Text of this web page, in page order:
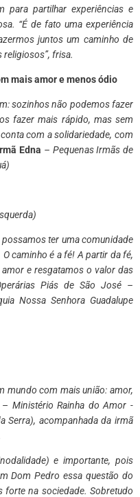
para partilhar experiências e
“É de fato uma experiência
juntos um caminho de
religiosos”, frisa.
mais amor e menos ódio
sozinhos não podemos fazer
fazer mais rápido, mas sem
com a solidariedade, com
Edna – Pequenas Irmãs de
possamos ter uma comunidade
caminho é a fé! A partir da fé,
e resgatamos o valor das
Piás de São José –
Nossa Senhora Guadalupe
mundo com mais união: amor,
– Ministério Rainha do Amor -
Serra), acompanhada da irmã
e importante, pois
Dom Pedro essa questão do
forte na sociedade. Sobretudo